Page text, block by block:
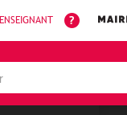
ENSEIGNANT